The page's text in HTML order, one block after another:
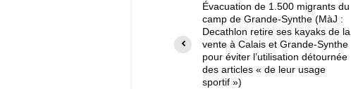
Évacuation de 1.500 migrants du
camp de Grande-Synthe (MàJ :
Decathlon retire ses kayaks de la
vente à Calais et Grande-Synthe
pour éviter l’utilisation détournée
des articles « de leur usage
sportif »)